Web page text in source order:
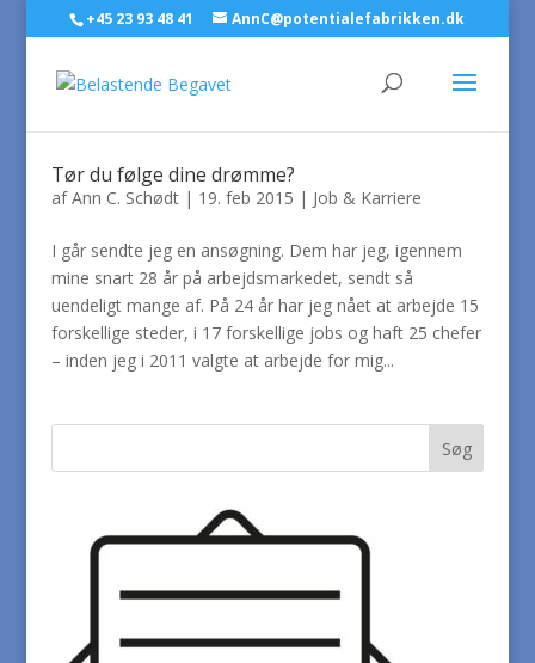
+45 23 93 48 41 AnnC@potentialefabrikken.dk
Tør du følge dine drømme?
afAnn C. Schødt| 19. feb 2015 | Job & Karriere
I går sendte jeg en ansøgning. Dem har jeg, igennem
mine snart 28 år på arbejdsmarkedet, sendt så
uendeligt mange af. På 24 år har jeg nået at arbejde 15
forskellige steder, i 17 forskellige jobs og haft 25 chefer
– inden jeg i 2011 valgte at arbejde for mig...